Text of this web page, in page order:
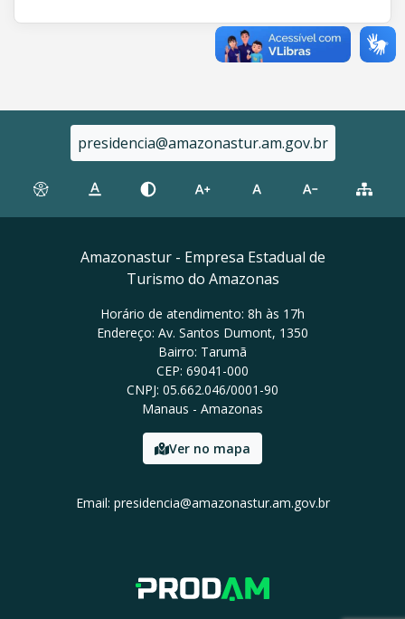
presidencia@amazonastur.am.gov.br
Amazonastur - Empresa Estadual de
Turismo do Amazonas
Horário de atendimento: 8h às 17h
Endereço: Av. Santos Dumont, 1350
Bairro: Tarumã
CEP: 69041-000
CNPJ: 05.662.046/0001-90
Manaus - Amazonas
Ver no mapa
Email: presidencia@amazonastur.am.gov.br